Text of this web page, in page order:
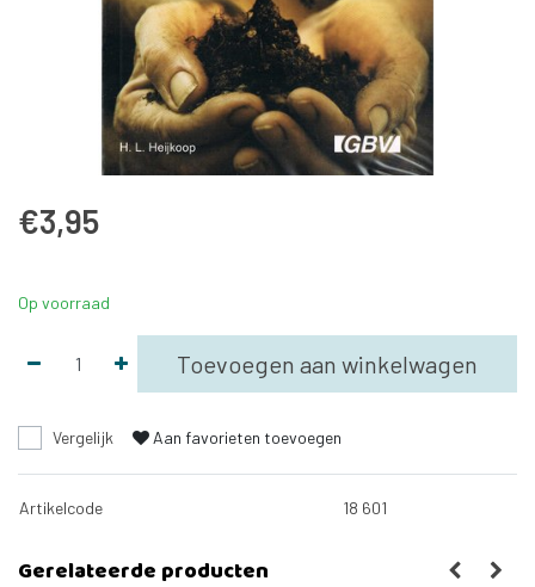
€3,95
Op voorraad
Toevoegen aan winkelwagen
Vergelijk Aan favorieten toevoegen
Artikelcode 18 601
Gerelateerde producten